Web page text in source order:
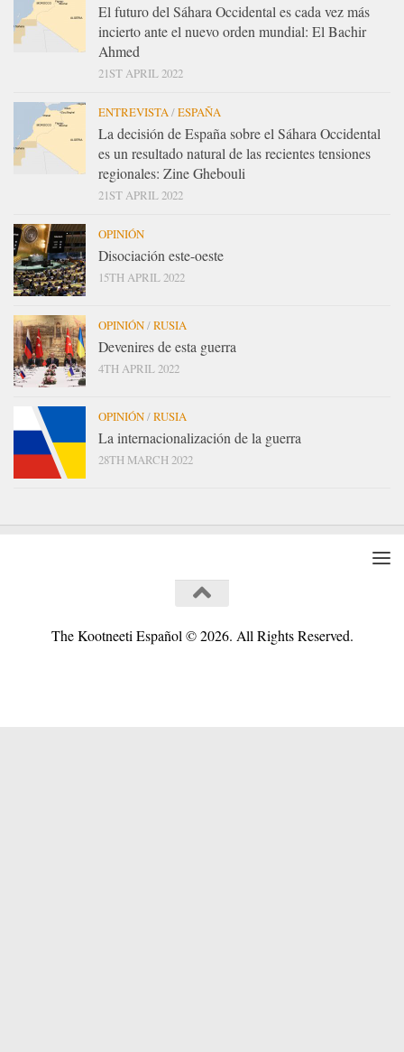
El futuro del Sáhara Occidental es cada vez más
incierto ante el nuevo orden mundial: El Bachir
Ahmed
21ST APRIL 2022
ENTREVISTA/ESPAÑA
La decisión de España sobre el Sáhara Occidental
es un resultado natural de las recientes tensiones
regionales: Zine Ghebouli
21ST APRIL 2022
OPINIÓN
Disociación este-oeste
15TH APRIL 2022
OPINIÓN/RUSIA
Devenires de esta guerra
4TH APRIL 2022
OPINIÓN/RUSIA
La internacionalización de la guerra
28TH MARCH 2022
The Kootneeti Español © 2026. All Rights Reserved.